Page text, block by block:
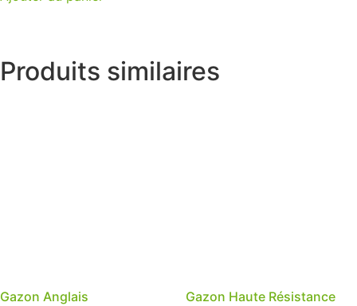
Produits similaires
Gazon Anglais Gazon Haute Résistance